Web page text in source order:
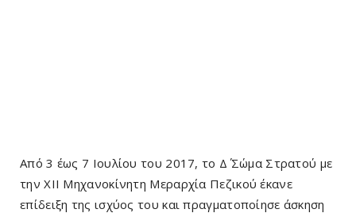
Από 3 έως 7 Ιουλίου του 2017, το Δ΄ Σώμα Στρατού με
την ΧΙΙ Μηχανοκίνητη Μεραρχία Πεζικού έκανε
επίδειξη της ισχύος του και πραγματοποίησε άσκηση